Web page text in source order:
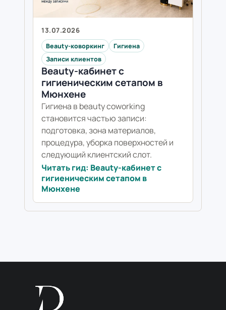
13.07.2026
Beauty-коворкинг
Гигиена
Записи клиентов
Beauty-кабинет с
гигиеническим сетапом в
Мюнхене
Гигиена в beauty coworking
становится частью записи:
подготовка, зона материалов,
процедура, уборка поверхностей и
следующий клиентский слот.
Читать гид: Beauty-кабинет с
гигиеническим сетапом в
Мюнхене